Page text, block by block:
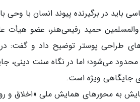
باید در برگیرنده پیوند انسان با وحی
حمید رفیعی‌هنر، عضو هیأت
طراحی پوستر توضیح داد و گفت: در
می‌شود؛ اما در نگاه سنت دینی،
جایگاهی ویژه است.
به محورهای همایش ملی «اخلاق و